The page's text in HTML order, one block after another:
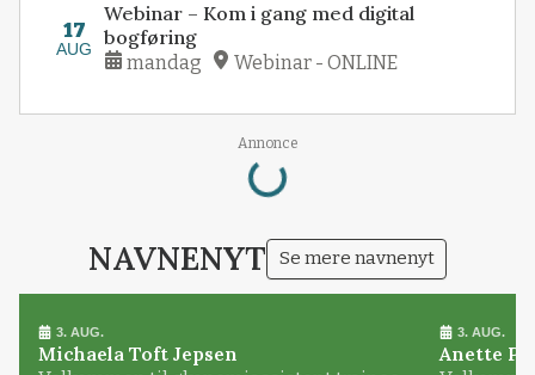
17
AUG
Webinar – Kom i gang med digital
bogføring
mandag Webinar - ONLINE
Annonce
Loading...
NAVNENYT Se mere navnenyt
3. AUG.
Michaela Toft Jepsen
3. AUG.
Anette